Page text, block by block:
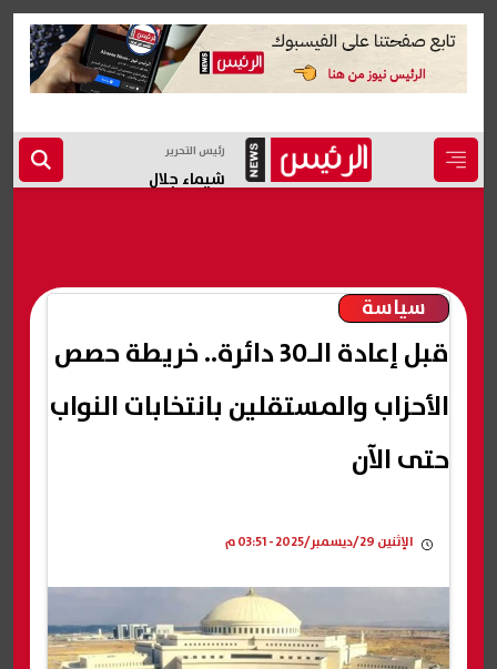
رئيس التحرير
شيماء جلال
سياسة
قبل إعادة الـ30 دائرة.. خريطة حصص
الأحزاب والمستقلين بانتخابات النواب
حتى الآن
الإثنين 29/ديسمبر/2025 - 03:51 م